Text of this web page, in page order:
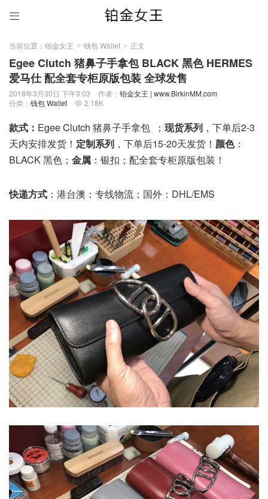

当前位置： 铂金女王 > 钱包 Wallet > 正文
Egee Clutch 猪鼻子手拿包 BLACK 黑色 HERMES
爱马仕 配全套专柜原版包装 全球发售
2018年3月30日 下午3:03 作者： 铂金女王 | www.BirkinMM.com
分类： 钱包 Wallet  2.18K
款式： Egee Clutch 猪鼻子手拿包 ； 现货系列 ，下单后2-3
天内安排发货！ 定制系列 ，下单后15-20天发货！ 颜色：
BLACK 黑色； 金属 ：银扣；配全套专柜原版包装！
快递方式 ：港台澳：专线物流；国外：DHL/EMS